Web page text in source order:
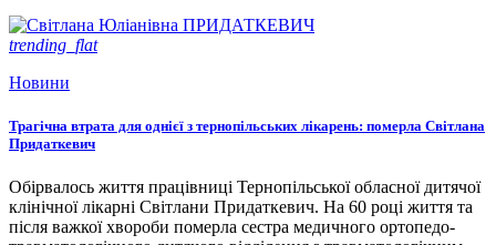
trending_flat
Новини
Трагічна втрата для однієї з тернопільських лікарень: померла Світлана
Придаткевич
Обірвалось життя працівниці Тернопільської обласної дитячої
клінічної лікарні Світлани Придаткевич. На 60 році життя та
після важкої хвороби померла сестра медичного ортопедо-